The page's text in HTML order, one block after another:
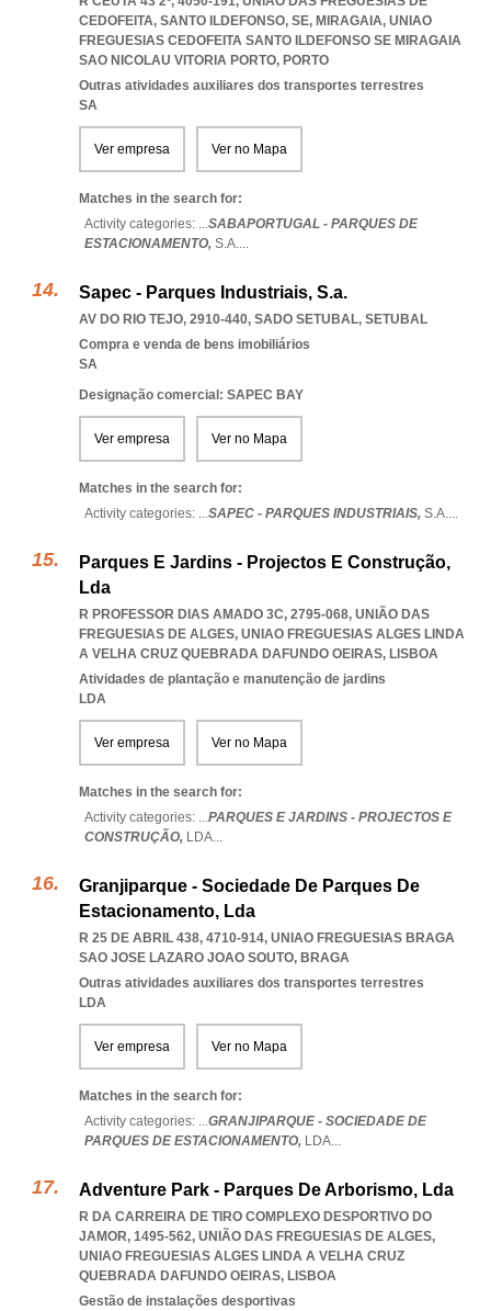
CEDOFEITA, SANTO ILDEFONSO, SE, MIRAGAIA, UNIAO
FREGUESIAS CEDOFEITA SANTO ILDEFONSO SE MIRAGAIA
SAO NICOLAU VITORIA PORTO, PORTO
Outras atividades auxiliares dos transportes terrestres
SA
Ver empresa Ver no Mapa
Matches in the search for:
Activity categories: ...SABAPORTUGAL - PARQUES DE
ESTACIONAMENTO, S.A....
Sapec - Parques Industriais, S.a.
AV DO RIO TEJO, 2910-440, SADO SETUBAL, SETUBAL
Compra e venda de bens imobiliários
SA
Designação comercial: SAPEC BAY
Ver empresa Ver no Mapa
Matches in the search for:
Activity categories: ...SAPEC - PARQUES INDUSTRIAIS, S.A....
Parques E Jardins - Projectos E Construção,
Lda
R PROFESSOR DIAS AMADO 3C, 2795-068, UNIÃO DAS
FREGUESIAS DE ALGES, UNIAO FREGUESIAS ALGES LINDA
A VELHA CRUZ QUEBRADA DAFUNDO OEIRAS, LISBOA
Atividades de plantação e manutenção de jardins
LDA
Ver empresa Ver no Mapa
Matches in the search for:
Activity categories: ...PARQUES E JARDINS - PROJECTOS E
CONSTRUÇÃO, LDA...
Granjiparque - Sociedade De Parques De
Estacionamento, Lda
R 25 DE ABRIL 438, 4710-914, UNIAO FREGUESIAS BRAGA
SAO JOSE LAZARO JOAO SOUTO, BRAGA
Outras atividades auxiliares dos transportes terrestres
LDA
Ver empresa Ver no Mapa
Matches in the search for:
Activity categories: ...GRANJIPARQUE - SOCIEDADE DE
PARQUES DE ESTACIONAMENTO, LDA...
Adventure Park - Parques De Arborismo, Lda
R DA CARREIRA DE TIRO COMPLEXO DESPORTIVO DO
JAMOR, 1495-562, UNIÃO DAS FREGUESIAS DE ALGES,
UNIAO FREGUESIAS ALGES LINDA A VELHA CRUZ
QUEBRADA DAFUNDO OEIRAS, LISBOA
Gestão de instalações desportivas